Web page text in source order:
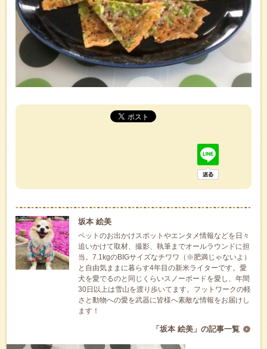
坂本 絵美
ペットのお出かけスポットやエンタメ情報などを日々
追いかけて取材、撮影、執筆までオールラウンドに担
当。7.1kgのBIGサイズなチワワ（※肥満じゃないよ）
と自由気ままに暮らす4年目の新米ライターです。愛
犬を愛でるのと同じくらいスノーボードを愛し、年間
30日以上は雪山を渡り歩いてます。フットワークの軽
さと動物への愛を武器に皆様へ素敵な情報をお届けし
ます！
「坂本 絵美」の記事一覧